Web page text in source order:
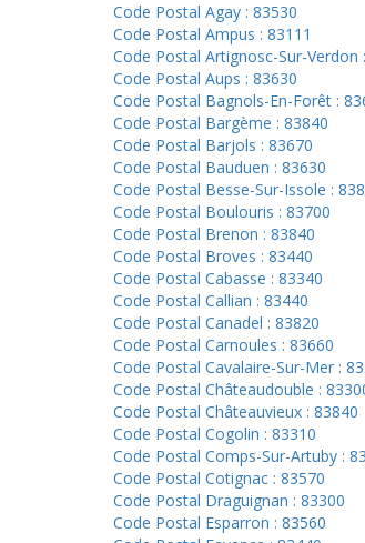
Code Postal Agay : 83530
Code Postal Ampus : 83111
Code Postal Artignosc-Sur-Verdon
Code Postal Aups : 83630
Code Postal Bagnols-En-Forêt :
Code Postal Bargème : 83840
Code Postal Barjols : 83670
Code Postal Bauduen : 83630
Code Postal Besse-Sur-Issole :
Code Postal Boulouris : 83700
Code Postal Brenon : 83840
Code Postal Broves : 83440
Code Postal Cabasse : 83340
Code Postal Callian : 83440
Code Postal Canadel : 83820
Code Postal Carnoules : 83660
Code Postal Cavalaire-Sur-Mer :
Code Postal Châteaudouble :
Code Postal Châteauvieux : 83840
Code Postal Cogolin : 83310
Code Postal Comps-Sur-Artuby :
Code Postal Cotignac : 83570
Code Postal Draguignan : 83300
Code Postal Esparron : 83560